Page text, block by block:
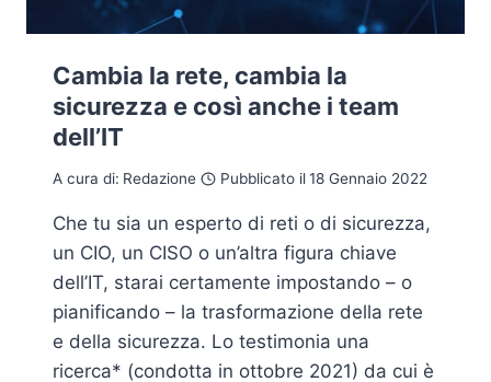
Cambia la rete, cambia la
sicurezza e così anche i team
dell’IT
A cura di: Redazione Pubblicato il18 Gennaio 2022
Che tu sia un esperto di reti o di sicurezza,
un CIO, un CISO o un’altra figura chiave
dell’IT, starai certamente impostando – o
pianificando – la trasformazione della rete
e della sicurezza. Lo testimonia una
ricerca* (condotta in ottobre 2021) da cui è